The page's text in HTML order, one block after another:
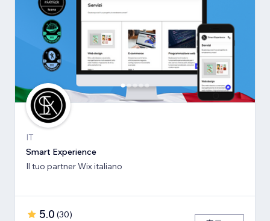
IT
Smart Experience
Il tuo partner Wix italiano
5.0 (30)